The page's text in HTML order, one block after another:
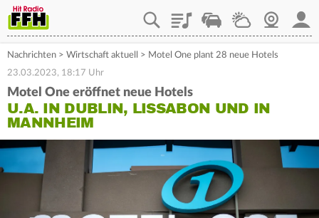
PlaylistStaupilotWetterWebcam
Nachrichten > Wirtschaft aktuell > Motel One plant 28 neue Hotels
23.03.2023, 18:17 Uhr
Motel One eröffnet neue Hotels
U.A. IN DUBLIN, LISSABON UND IN
MANNHEIM